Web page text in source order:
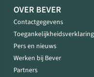
OVER BEVER
Contactgegevens
Toegankelijkheidsverklaring
Pers en nieuws
Werken bij Bever
Partners